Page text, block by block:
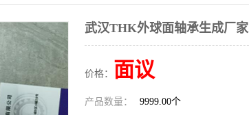
武汉THK外球面轴承生成厂家
价格： 面议
产品数量： 9999.00个